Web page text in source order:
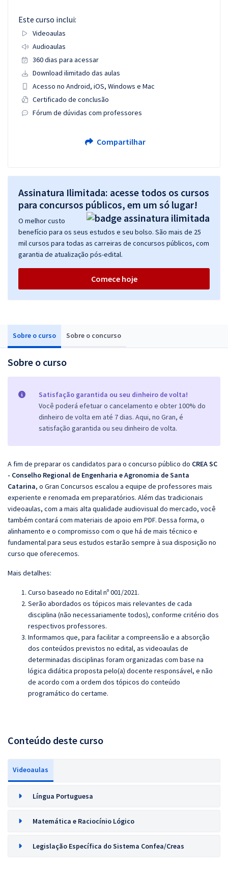
Sobre o curso Sobre o concurso
Sobre o curso
Satisfação garantida ou seu dinheiro de volta!
Você poderá efetuar o cancelamento e obter 100% do
dinheiro de volta em até 7 dias. Aqui, no Gran, é
satisfação garantida ou seu dinheiro de volta.
A fim de preparar os candidatos para o concurso público do CREA SC
- Conselho Regional de Engenharia e Agronomia de Santa
Catarina, o Gran Concursos escalou a equipe de professores mais
experiente e renomada em preparatórios. Além das tradicionais
videoaulas, com a mais alta qualidade audiovisual do mercado, você
também contará com materiais de apoio em PDF. Dessa forma, o
alinhamento e o compromisso com o que há de mais técnico e
fundamental para seus estudos estarão sempre à sua disposição no
curso que oferecemos.
Mais detalhes:
Curso baseado no Edital nº 001/2021.
Serão abordados os tópicos mais relevantes de cada
disciplina (não necessariamente todos), conforme critério dos
respectivos professores.
Informamos que, para facilitar a compreensão e a absorção
dos conteúdos previstos no edital, as videoaulas de
determinadas disciplinas foram organizadas com base na
lógica didática proposta pelo(a) docente responsável, e não
de acordo com a ordem dos tópicos do conteúdo
programático do certame.
Conteúdo deste curso
Videoaulas
Língua Portuguesa
Matemática e Raciocínio Lógico
Legislação Específica do Sistema Confea/Creas
Este curso inclui:
Videoaulas
Audioaulas
360 dias para acessar
Download ilimitado das aulas
Acesso no Android, iOS, Windows e Mac
Certificado de conclusão
Fórum de dúvidas com professores
Compartilhar
Assinatura Ilimitada: acesse todos os cursos
para concursos públicos, em um só lugar!
O melhor custo
benefício para os seus estudos e seu bolso. São mais de 25
mil cursos para todas as carreiras de concursos públicos, com
garantia de atualização pós-edital.
Comece hoje